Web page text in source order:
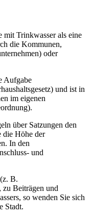
mit Trinkwasser als eine
die Kommunen,
oder
Aufgabe
und ist in
im eigenen
über Satzungen den
die Höhe der
In den
und
B.
zu Beiträgen und
so wenden Sie sich
Stadt.